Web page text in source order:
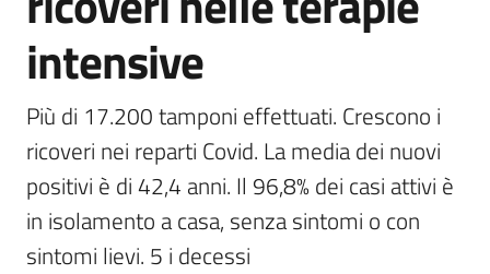
Seguici
su
intensive
Più di 17.200 tamponi effettuati. Crescono i
ricoveri nei reparti Covid. La media dei nuovi
positivi è di 42,4 anni. Il 96,8% dei casi attivi è
in isolamento a casa, senza sintomi o con
sintomi lievi. 5 i decessi